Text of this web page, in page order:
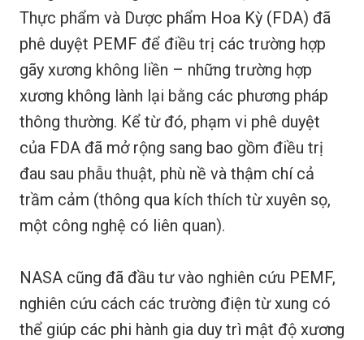
Thực phẩm và Dược phẩm Hoa Kỳ (FDA) đã
phê duyệt PEMF để điều trị các trường hợp
gãy xương không liền – những trường hợp
xương không lành lại bằng các phương pháp
thông thường. Kể từ đó, phạm vi phê duyệt
của FDA đã mở rộng sang bao gồm điều trị
đau sau phẫu thuật, phù nề và thậm chí cả
trầm cảm (thông qua kích thích từ xuyên sọ,
một công nghệ có liên quan).
NASA cũng đã đầu tư vào nghiên cứu PEMF,
nghiên cứu cách các trường điện từ xung có
thể giúp các phi hành gia duy trì mật độ xương